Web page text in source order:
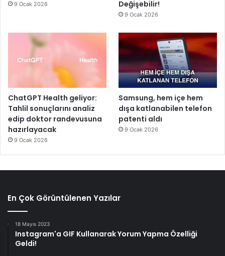
9 Ocak 2026
Değişebilir!
9 Ocak 2026
ChatGPT Health geliyor:
Tahlil sonuçlarını analiz
edip doktor randevusuna
hazırlayacak
9 Ocak 2026
Samsung, hem içe hem
dışa katlanabilen telefon
patenti aldı
9 Ocak 2026
En Çok Görüntülenen Yazılar
18 Mayıs 2023
Instagram'a GIF Kullanarak Yorum Yapma Özelliği
Geldi!